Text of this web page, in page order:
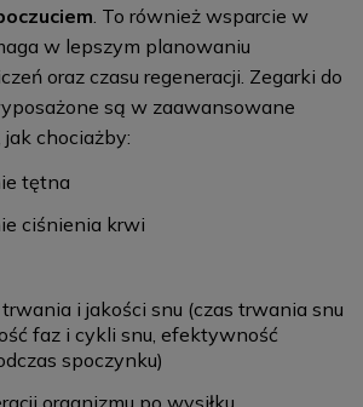
. To również wsparcie w
w lepszym planowaniu
oraz czasu regeneracji. Zegarki do
są w zaawansowane
chociażby:
tętna
ciśnienia krwi
i jakości snu (czas trwania snu
faz i cykli snu, efektywność
spoczynku)